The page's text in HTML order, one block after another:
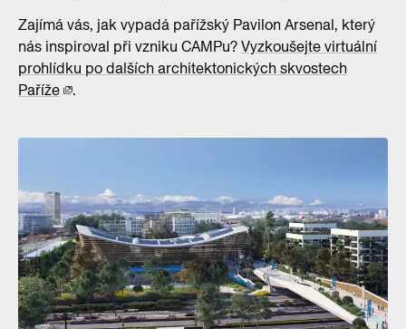
Zajímá vás, jak vypadá pařížský Pavilon Arsenal, který
nás inspiroval při vzniku CAMPu?Vyzkoušejte virtuální
prohlídku po dalších architektonických skvostech
Paříže
.